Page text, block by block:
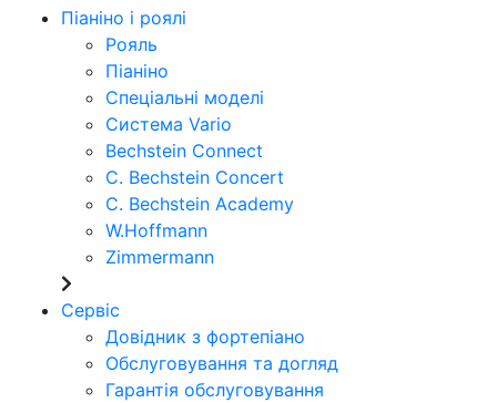
Піаніно і роялі
Рояль
Піаніно
Спеціальні моделі
Система Vario
Bechstein Connect
C. Bechstein Concert
C. Bechstein Academy
W.Hoffmann
Zimmermann
Сервіс
Довідник з фортепіано
Обслуговування та догляд
Гарантія обслуговування